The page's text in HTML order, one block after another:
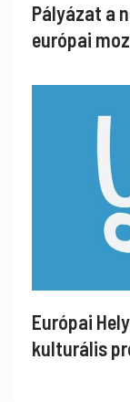
Pályázat a
európai
Európai
kulturális